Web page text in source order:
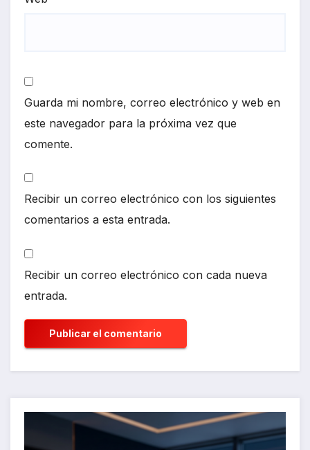
Guarda mi nombre, correo electrónico y web en
este navegador para la próxima vez que
comente.
Recibir un correo electrónico con los siguientes
comentarios a esta entrada.
Recibir un correo electrónico con cada nueva
entrada.